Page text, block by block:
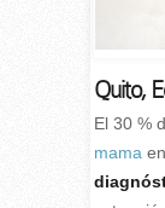
Quito,
El 30 %
mama